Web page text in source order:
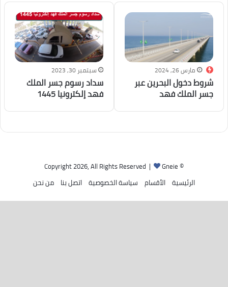
مارس 26, 2024
شروط دخول البحرين عبر
جسر الملك فهد
سبتمبر 30, 2023
سداد رسوم جسر الملك
فهد إلكترونيا 1445
© Copyright 2026, All Rights Reserved |
Gneie
الرئيسية الأقسام سياسة الخصوصية اتصل بنا من نحن